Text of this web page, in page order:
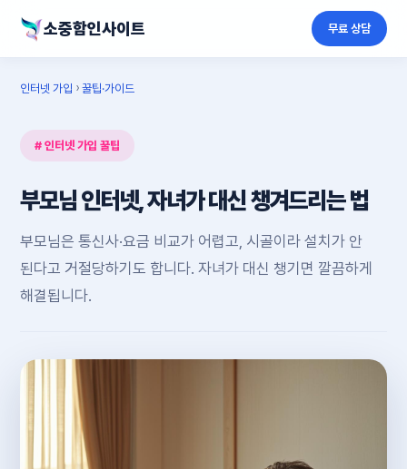
소중함인사이트 무료 상담
인터넷 가입 › 꿀팁·가이드
# 인터넷 가입 꿀팁
부모님 인터넷, 자녀가 대신 챙겨드리는 법
부모님은 통신사·요금 비교가 어렵고, 시골이라 설치가 안
된다고 거절당하기도 합니다. 자녀가 대신 챙기면 깔끔하게
해결됩니다.